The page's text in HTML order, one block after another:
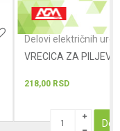
Delovi električnih
VRECICA ZA
218,00 RSD